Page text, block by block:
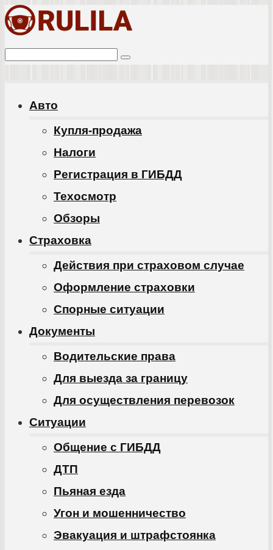
Перейти
контенту
Поиск:
Авто
Купля-продажа
Налоги
Регистрация в ГИБДД
Техосмотр
Обзоры
Cтраховка
Действия при страховом случае
Оформление страховки
Спорные ситуации
Документы
Водительские права
Для выезда за границу
Для осуществления перевозок
Ситуации
Общение с ГИБДД
ДТП
Пьяная езда
Угон и мошенничество
Эвакуация и штрафстоянка